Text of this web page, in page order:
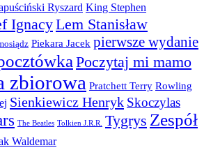
Ryszard King Stephen
IgnacyLem Stanisław
Piekara Jacek pierwsze wydanie
Poczytaj mi mamo
zbiorowa Pratchett Terry Rowling
Sienkiewicz Henryk Skoczylas
The Beatles Tolkien J.R.R. Tygrys Zespół
Waldemar